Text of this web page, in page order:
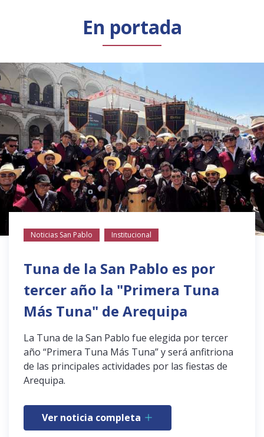
En portada
Noticias San Pablo Institucional
Tuna de la San Pablo es por
tercer año la "Primera Tuna
Más Tuna" de Arequipa
La Tuna de la San Pablo fue elegida por tercer
año “Primera Tuna Más Tuna” y será anfitriona
de las principales actividades por las fiestas de
Arequipa.
Ver noticia completa